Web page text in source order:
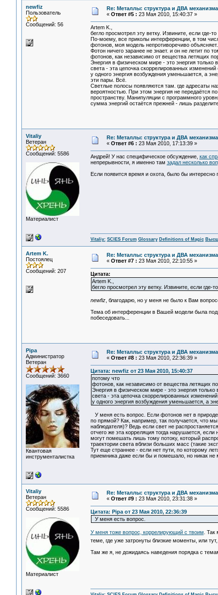
newfiz
Пользователь
Сообщений: 56
Re: Металлы: структура и ДВА
« Ответ #5 : 23 Мая 2010, 15:40:37 »
Artem K.,
бегло просмотрел эту ветку. Извините, если где-
По-моему, все приколы интерференции, в том
фотонов, моя модель непротиворечиво объясняет.
Фотон ничего заранее не знает. и он не летит по
фотонов, как независимо от вещества летящих
Энергия в физическом мире - это энергия только
света - эта цепочка скоррелированных
у одного энергия возбуждения уменьшается, а
эти пары. Всё.
Светлые полосы появляются там. где адресаты
вероятностью. При этом энергия не передаётся
пространству. Манипуляции с программного
сумма энергий остаётся прежней - лишь
Vitaliy
Ветеран
Сообщений: 5586
Материалист
Re: Металлы: структура и ДВА
« Ответ #6 : 23 Мая 2010, 17:13:39 »
Андрей! У нас специфическое обсуждение, как
непрерывности, я именно там задал несколько
Если появится время и охота, было бы интересно
Vitaliy: SCIES Forum Glossary Definitions of Magic
Artem K.
Постоялец
Сообщений: 207
Re: Металлы: структура и ДВА
« Ответ #7 : 23 Мая 2010, 22:10:55 »
Цитата:
Artem K.,
бегло просмотрел эту ветку. Извините, если где-
newfiz, благодарю, но у меня не было к Вам
Тема об интерференции в Вашей модели была
побеседовать...
Pipa
Администратор
Ветеран
Сообщений: 3660
Квантовая
инструменталистка
Re: Металлы: структура и ДВА
« Ответ #8 : 23 Мая 2010, 22:36:39 »
Цитата: newfiz от 23 Мая 2010, 15:40:37
потому что
фотонов, как независимо от вещества летящих
Энергия в физическом мире - это энергия только
света - эта цепочка скоррелированных
у одного энергия возбуждения уменьшается, а
У меня есть вопрос. Если фотонов нет в
по прямой? Как, например, так получается, что
наблюдателя)? Ведь если свет не
отчего же эта корреляция тогда нарушается,
могут помешать лишь тому потоку, который
траектории света вблизи больших масс (такие
Тут еще страннее - если нет пути, по которому
приемника даже если бы и помешало, но никак
Vitaliy
Ветеран
Сообщений: 5586
Материалист
Re: Металлы: структура и ДВА
« Ответ #9 : 23 Мая 2010, 23:31:38 »
Цитата: Pipa от 23 Мая 2010, 22:36:39
У меня есть вопрос.
У меня тоже вопрос, коррелирующий с твоим .
теме, где уже затронуты близкие моменты, или
Там же я, не дожидаясь наведения порядка с